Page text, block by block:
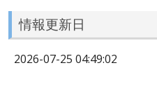
情報更新日
2026-07-25 04:49:02